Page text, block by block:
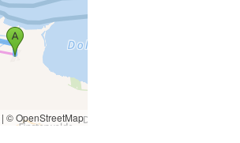
| © OpenStreetMap